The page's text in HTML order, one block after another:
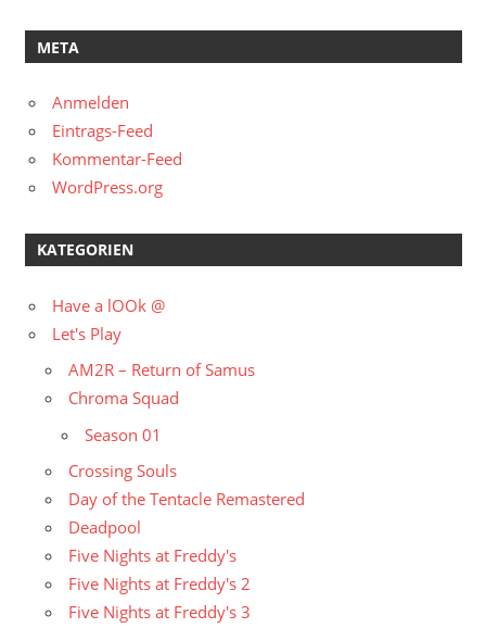
META
Anmelden
Eintrags-Feed
Kommentar-Feed
WordPress.org
KATEGORIEN
Have a lOOk @
Let's Play
AM2R – Return of Samus
Chroma Squad
Season 01
Crossing Souls
Day of the Tentacle Remastered
Deadpool
Five Nights at Freddy's
Five Nights at Freddy's 2
Five Nights at Freddy's 3